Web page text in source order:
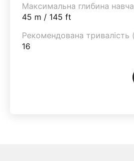
Максимальна глибина
45 m / 145 ft
Рекомендована тривалість
16